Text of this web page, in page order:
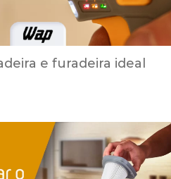
e furadeira ideal